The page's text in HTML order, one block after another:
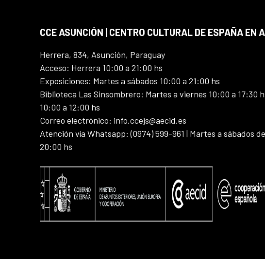
CCE ASUNCIÓN | CENTRO CULTURAL DE ESPAÑA EN
Herrera, 834, Asunción, Paraguay
Acceso: Herrera 10:00 a 21:00 hs
Exposiciones: Martes a sábados 10:00 a 21:00 hs
Biblioteca Las Sinsombrero: Martes a viernes 10:00 a 17:30
10:00 a 12:00 hs
Correo electrónico: info.ccejs@aecid.es
Atención vía Whatsapp: (0974) 599-961 | Martes a sábados
20:00 hs